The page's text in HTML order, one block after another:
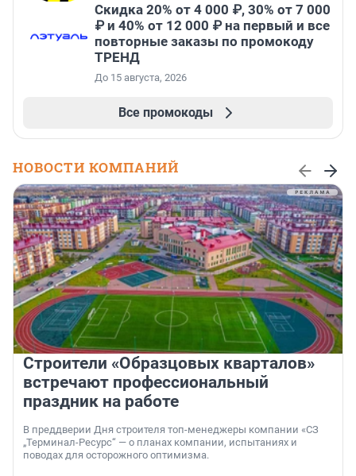
Скидка 20% от 4 000 ₽, 30% от 7 000
₽ и 40% от 12 000 ₽ на первый и все
повторные заказы по промокоду
ТРЕНД
До 15 августа, 2026
Все промокоды
НОВОСТИ КОМПАНИЙ
Строители «Образцовых кварталов»
встречают профессиональный
праздник на работе
В преддверии Дня строителя топ-менеджеры компании «СЗ
„Терминал-Ресурс“ — о планах компании, испытаниях и
поводах для осторожного оптимизма.